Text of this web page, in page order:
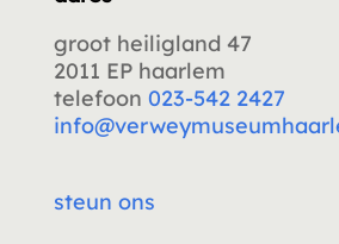
groot heiligland 47
2011 EP haarlem
telefoon 023-542 2427
steun ons